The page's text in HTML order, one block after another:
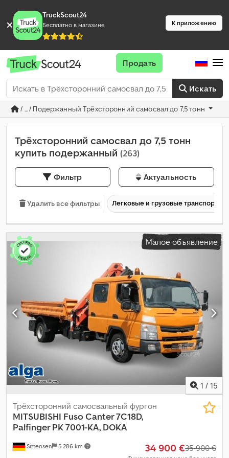
TruckScout24
Бесплатно в магазине К приложению
Искать
Продать
/ ... / Подержанный Трёхсторонний самосвал до 7,5 тонн
Трёхсторонний самосвал до 7,5 тонн
купить подержанный (263)
Фильтр Актуальность
Удалить все фильтры Легковые и грузовые
Малое объявление
1 / 15
Sittensen 5 286 km
Трёхсторонний самосвальный фургон
MITSUBISHI Fuso Canter 7C18D,
Palfinger PK 7001-KA, DOKA
34 900 €35 900 €